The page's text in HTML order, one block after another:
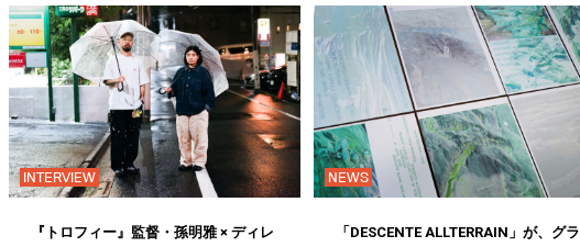
INTERVIEW
『トロフィー』監督・孫明雅 × ディレ
NEWS
「DESCENTE ALLTERRAIN」が、グラ